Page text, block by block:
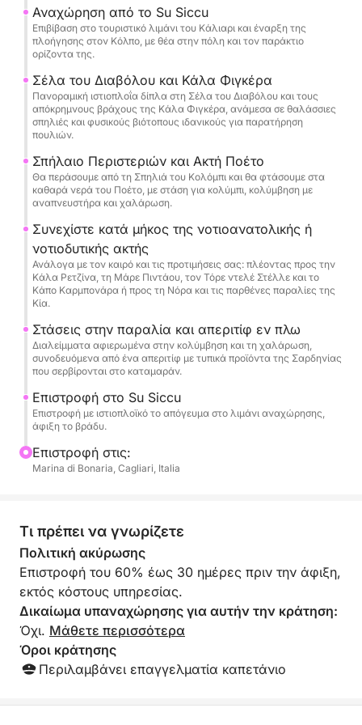
Το πρώτο μέρος της ημέρας εκτυλίσσεται κατά
μήκος της ακτής του Κάλιαρι, περιτριγυριζόμενο
από τη διάσημη Σέλα του Διαβόλου, ένα
γκρεμούς σμιλεμένους από τον άνεμο, κρυμμένους
όρμους και θαλάσσιες σπηλιές όπως η Cala
Fighera και η υποβλητική Grotta dei Colombi. Τα
στάσεις για κολύμπι και κολύμβηση με
αναπνευστήρα, ενώ οι ψηλοί βράχοι φιλοξενούν
θαλασσοπούλια και τοπική πανίδα, προσφέροντας
υπέροχες ευκαιρίες για παρατήρηση της φύσης.
Εάν ο καιρός το επιτρέπει, το καταμαράν θα
πλεύσει, προσφέροντας μια σιωπηλή και αυθεντική
εμπειρία, νανουρισμένη από τον άνεμο και τον ήχο
εντοπίσετε δελφίνια κατά τη διάρκεια του ταξιδιού,
τα οποία μερικές φορές συνοδεύουν το σκάφος με
τις γελοιότητές τους.
Προγραμματίζονται μεγαλύτερες στάσεις κατά τη
διάρκεια της ημέρας για χαλάρωση και κολύμπι,
συνοδευόμενες από ένα απεριτίφ στο πλοίο με
τοπικά προϊόντα, όπως τυριά, αλλαντικά και ψωμί
θάλασσας και σε συνεννόηση με τον Καπετάνιο -
στη νοτιοανατολική ακτή, φτάνοντας στην Cala
Regina, τη Mare Pintau, την Torre delle Stelle και την
Προστατευόμενη Θαλάσσια Περιοχή Capo
Carbonara (Villasimius), ή στη νοτιοδυτική ακτή, στη
Nora και την Chia, διάσημες για τα σμαραγδένια
νερά και τους αμμώδεις βυθούς τους.
εμπειρία, σχεδιασμένη για όσους θέλουν να
Αναχώρηση από το Su Siccu
Επιβίβαση στο τουριστικό λιμάνι του Κάλιαρι και έναρξη της
πλοήγησης στον Κόλπο, με θέα στην πόλη και τον παράκτιο
ορίζοντα της.
Σέλα του Διαβόλου και Κάλα Φιγκέρα
Πανοραμική ιστιοπλοΐα δίπλα στη Σέλα του Διαβόλου και τους
απόκρημνους βράχους της Κάλα Φιγκέρα, ανάμεσα σε θαλάσσιες
σπηλιές και φυσικούς βιότοπους ιδανικούς για παρατήρηση
πουλιών.
Σπήλαιο Περιστεριών και Ακτή Ποέτο
Θα περάσουμε από τη Σπηλιά του Κολόμπι και θα φτάσουμε στα
καθαρά νερά του Ποέτο, με στάση για κολύμπι, κολύμβηση με
αναπνευστήρα και χαλάρωση.
Συνεχίστε κατά μήκος της νοτιοανατολικής ή
νοτιοδυτικής ακτής
Ανάλογα με τον καιρό και τις προτιμήσεις σας: πλέοντας προς την
Κάλα Ρετζίνα, τη Μάρε Πιντάου, τον Τόρε ντελέ Στέλλε και το
Κάπο Καρμπονάρα ή προς τη Νόρα και τις παρθένες παραλίες της
Κία.
Στάσεις στην παραλία και απεριτίφ εν πλω
Διαλείμματα αφιερωμένα στην κολύμβηση και τη χαλάρωση,
συνοδευόμενα από ένα απεριτίφ με τυπικά προϊόντα της Σαρδηνίας
που σερβίρονται στο καταμαράν.
Επιστροφή στο Su Siccu
Επιστροφή με ιστιοπλοϊκό το απόγευμα στο λιμάνι αναχώρησης,
άφιξη το βράδυ.
Επιστροφή στις:
Marina di Bonaria, Cagliari, Italia
Τι πρέπει να γνωρίζετε
Πολιτική ακύρωσης
Επιστροφή του 60% έως 30 ημέρες πριν την άφιξη,
εκτός κόστους υπηρεσίας.
Δικαίωμα υπαναχώρησης για αυτήν την κράτηση:
Όχι. Μάθετε περισσότερα
Όροι κράτησης
Περιλαμβάνει επαγγελματία καπετάνιο